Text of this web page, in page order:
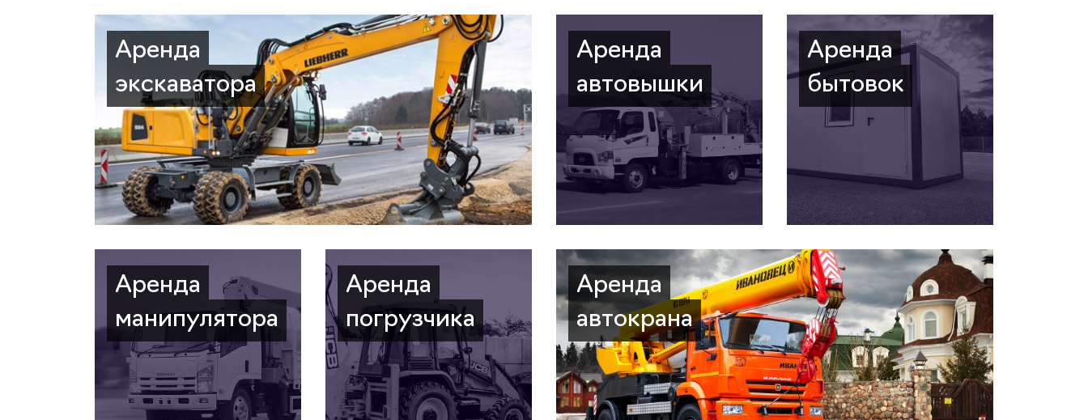
Аренда
экскаватора
Аренда
автовышки
Аренда
бытовок
Аренда
манипулятора
Аренда
погрузчика
Аренда
автокрана